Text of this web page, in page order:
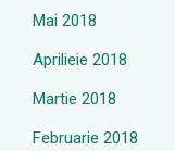
Mai 2018
Aprilieie 2018
Martie 2018
Februarie 2018